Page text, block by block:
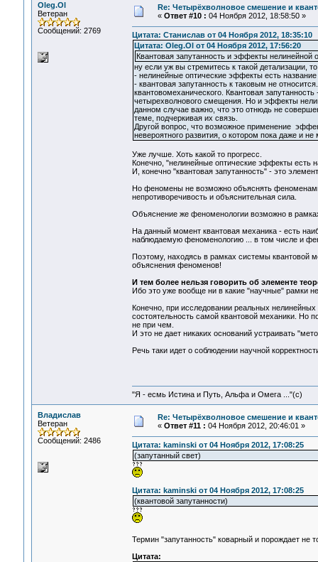
Oleg.Ol
Ветеран
Сообщений: 2769
Re: Четырёхволновое смешение и
« Ответ #10 : 04 Ноября 2012, 18:58:50 »
Цитата: Станислав от 04 Ноября 2012, 18:35:10
Цитата: Oleg.Ol от 04 Ноября 2012, 17:56:20
Квантовая запутанность и эффекты нелинейной
ну если уж вы стремитесь к такой детализации,
- нелинейные оптические эффекты есть
- квантовая запутанность к таковым не
квантовомеханического. Квантовая
четырехволнового смещения. Но и эффекты
данном случае важно, что это отнюдь не
теме, подчеркивая их связь.
Другой вопрос, что возможное применение
невероятного развития, о котором пока даже и не
Уже лучше. Хоть какой то прогресс.
Конечно, "нелинейные оптические эффекты есть
И, конечно "квантовая запутанность" - это
Но феномены не возможно объяснять феноменами
непротиворечивость и объяснительная сила.
Объяснение же феноменологии возможно в
На данный момент квантовая механика - есть
наблюдаемую феноменологию ... в том числе и
Поэтому, находясь в рамках системы квантовой
объяснения феноменов!
И тем более нельзя говорить об элементе
Ибо это уже вообще ни в какие "научные" рамки
Конечно, при исследовании реальных
состоятельность самой квантовой механики. Но
не при чем.
И это не дает никаких оснований устраивать
Речь таки идет о соблюдении научной
"Я - есмь Истина и Путь, Альфа и Омега ..."(с)
Владислав
Ветеран
Сообщений: 2486
Re: Четырёхволновое смешение и
« Ответ #11 : 04 Ноября 2012, 20:46:01 »
Цитата: kaminski от 04 Ноября 2012, 17:08:25
(запутанный свет)
Цитата: kaminski от 04 Ноября 2012, 17:08:25
(квантовой запутанности)
Термин "запутанность" коварный и порождает
Цитата: